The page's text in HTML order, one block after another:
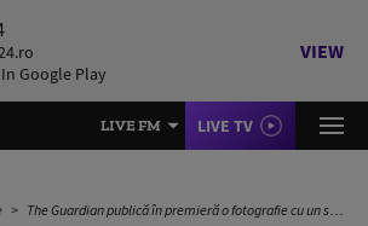
In Google Play
VIEW
LIVE FM LIVE TV
The Guardian publică în premieră o fotografie cu un suspect terorist, care ar fi fost făcută în închisoarea secretă a CIA din România